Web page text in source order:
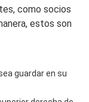
como socios
estos son
guardar en su